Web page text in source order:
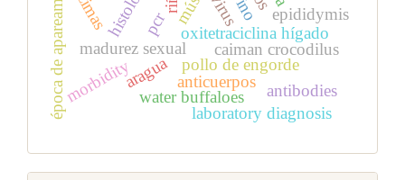
oxitetraciclina hígado
caiman crocodilus
época de apareamiento madurez sexual
epididymis
pollo de engorde
aragua anticuerpos
water buffaloes antibodies
morbidity
virus
laboratory diagnosis
pcr